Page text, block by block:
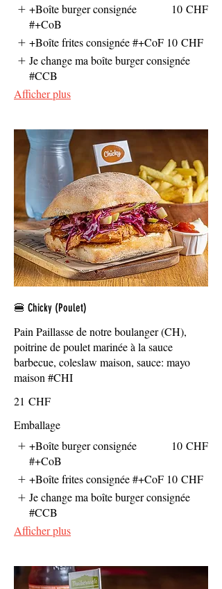
+Boîte burger consignée
#+CoB
10 CHF
+Boîte frites consignée #+CoF 10 CHF
Je change ma boîte burger consignée
#CCB
Afficher plus
🍔 Chicky (Poulet)
Pain Paillasse de notre boulanger (CH),
poitrine de poulet marinée à la sauce
barbecue, coleslaw maison, sauce: mayo
maison #CHI
21 CHF
Emballage
+Boîte burger consignée
#+CoB
10 CHF
+Boîte frites consignée #+CoF 10 CHF
Je change ma boîte burger consignée
#CCB
Afficher plus